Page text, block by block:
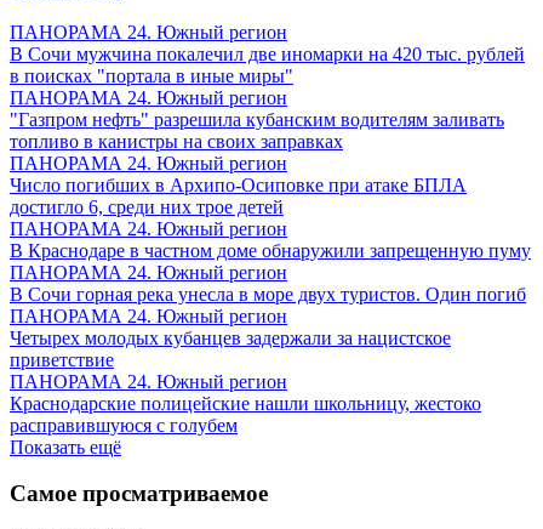
ПАНОРАМА 24. Южный регион
В Сочи мужчина покалечил две иномарки на 420 тыс. рублей
в поисках "портала в иные миры"
ПАНОРАМА 24. Южный регион
"Газпром нефть" разрешила кубанским водителям заливать
топливо в канистры на своих заправках
ПАНОРАМА 24. Южный регион
Число погибших в Архипо-Осиповке при атаке БПЛА
достигло 6, среди них трое детей
ПАНОРАМА 24. Южный регион
В Краснодаре в частном доме обнаружили запрещенную пуму
ПАНОРАМА 24. Южный регион
В Сочи горная река унесла в море двух туристов. Один погиб
ПАНОРАМА 24. Южный регион
Четырех молодых кубанцев задержали за нацистское
приветствие
ПАНОРАМА 24. Южный регион
Краснодарские полицейские нашли школьницу, жестоко
расправившуюся с голубем
Показать ещё
Самое просматриваемое